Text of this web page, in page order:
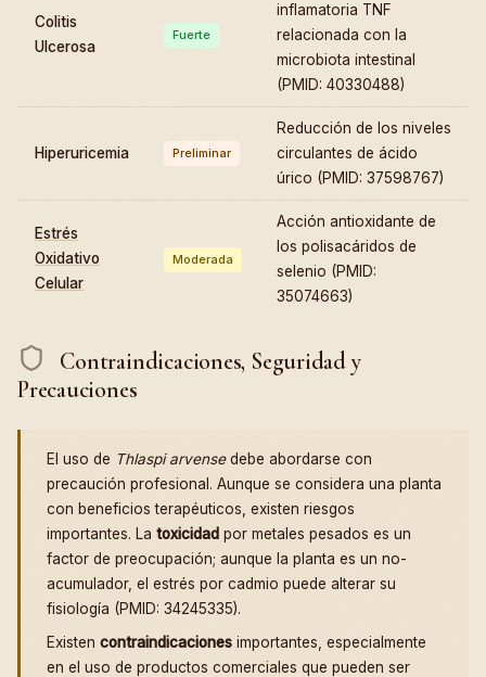
Colitis
Ulcerosa
Fuerte
inflamatoria TNF
relacionada con la
microbiota intestinal
(PMID: 40330488)
Hiperuricemia Preliminar
Reducción de los niveles
circulantes de ácido
úrico (PMID: 37598767)
Estrés
Oxidativo
Celular
Moderada
Acción antioxidante de
los polisacáridos de
selenio (PMID:
35074663)
Contraindicaciones, Seguridad y
Precauciones
El uso de Thlaspi arvensedebe abordarse con
precaución profesional. Aunque se considera una planta
con beneficios terapéuticos, existen riesgos
importantes. La toxicidad por metales pesados es un
factor de preocupación; aunque la planta es un no-
acumulador, el estrés por cadmio puede alterar su
fisiología (PMID: 34245335).
Existen contraindicaciones importantes, especialmente
en el uso de productos comerciales que pueden ser